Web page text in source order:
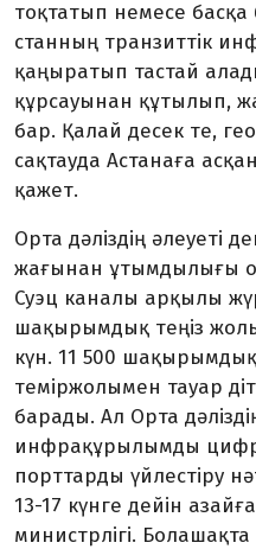
тоқтатып немесе
стан­ның транзиттік
қаңыратып тастай
құрсауынан құтылып,
бар. Қалай десек те,
сақтауда Астанаға
қажет.
Орта дәліздің әлеуеті
жағынан ұтымдылығы
Суэц каналы арқылы
шақырымдық теңіз
күн. 11 500 ша­қырымдық
теміржолымен тауар
барады. Ал Орта
инфрақұрылымды
порттарды үйлестіру
13-17 күнге дейін
министрлігі. Бола­шақта